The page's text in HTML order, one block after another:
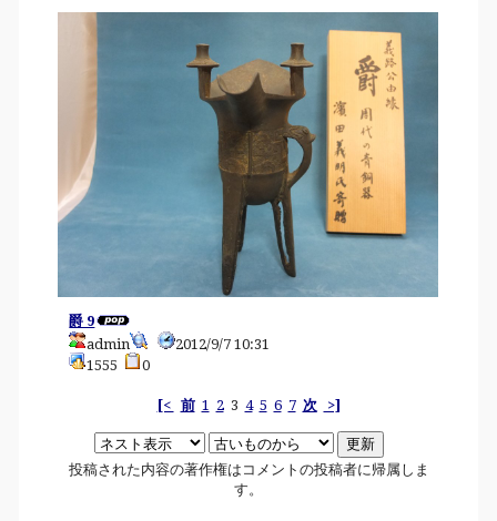
爵 9
admin
2012/9/7 10:31
1555
0
[< 前 1 23 4 5 6 7 次 >]
投稿された内容の著作権はコメントの投稿者に帰属しま
す。